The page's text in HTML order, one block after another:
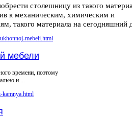
столешницу из такого
к механическим, химическим и
такого материала на сегодняшний
мебели
времени, поэтому
и ...